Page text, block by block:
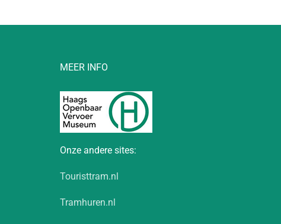
MEER INFO
Onze andere sites:
Touristtram.nl
Tramhuren.nl